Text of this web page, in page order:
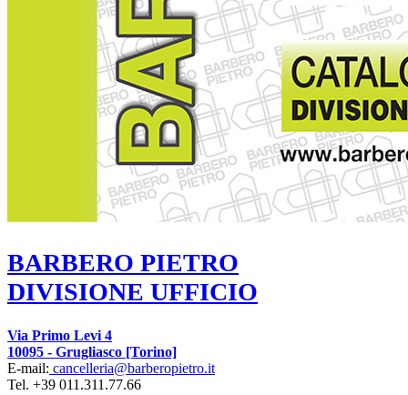
BARBERO PIETRO
DIVISIONE UFFICIO
Via Primo Levi 4
10095 - Grugliasco [Torino]
E-mail: cancelleria@barberopietro.it
Tel. +39 011.311.77.66